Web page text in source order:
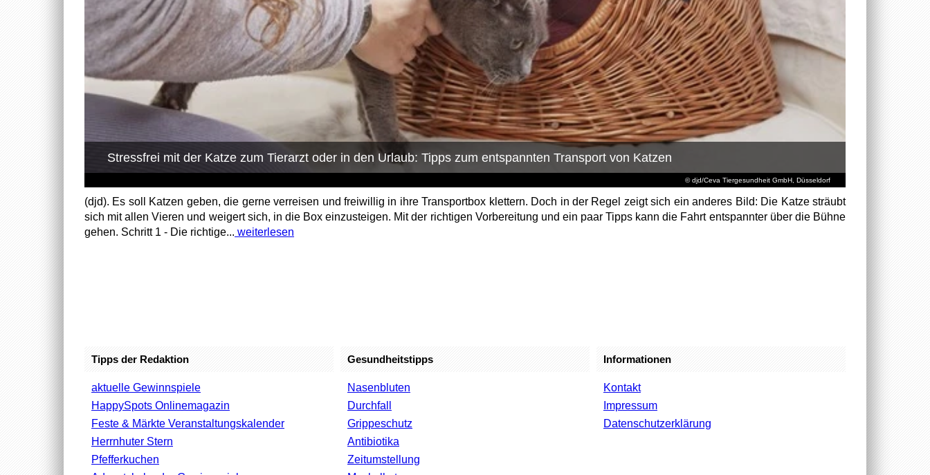
© djd/Ceva Tiergesundheit GmbH, Düsseldorf
Stressfrei mit der Katze zum Tierarzt oder in den Urlaub: Tipps zum entspannten Transport von Katzen
(djd). Es soll Katzen geben, die gerne verreisen und freiwillig in ihre Transportbox klettern. Doch in der Regel zeigt sich ein anderes Bild: Die Katze sträubt
sich mit allen Vieren und weigert sich, in die Box einzusteigen. Mit der richtigen Vorbereitung und ein paar Tipps kann die Fahrt entspannter über die Bühne
gehen. Schritt 1 - Die richtige... weiterlesen
Tipps der Redaktion
aktuelle Gewinnspiele
HappySpots Onlinemagazin
Feste & Märkte Veranstaltungskalender
Herrnhuter Stern
Pfefferkuchen
Gesundheitstipps
Nasenbluten
Durchfall
Grippeschutz
Antibiotika
Zeitumstellung
Informationen
Kontakt
Impressum
Datenschutzerklärung